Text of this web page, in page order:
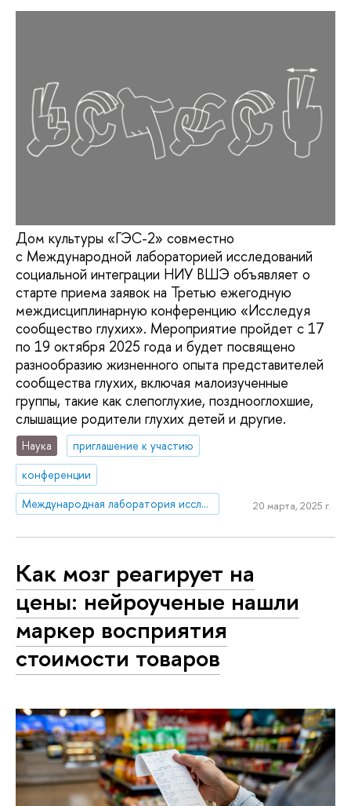
Дом культуры «ГЭС-2» совместно
с Международной лабораторией исследований
социальной интеграции НИУ ВШЭ объявляет о
старте приема заявок на Третью ежегодную
междисциплинарную конференцию «Исследуя
сообщество глухих». Мероприятие пройдет с 17
по 19 октября 2025 года и будет посвящено
разнообразию жизненного опыта представителей
сообщества глухих, включая малоизученные
группы, такие как слепоглухие, позднооглохшие,
слышащие родители глухих детей и другие.
Наука
приглашение к участию
конференции
Международная лаборатория исследований социальной интеграции
20 марта, 2025 г.
Как мозг реагирует на
цены: нейроученые нашли
маркер восприятия
стоимости товаров